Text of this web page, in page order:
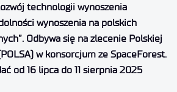
technologii wynoszenia
wynoszenia na polskich
Odbywa się na zlecenie Polskiej
w konsorcjum ze SpaceForest.
od 16 lipca do 11 sierpnia 2025